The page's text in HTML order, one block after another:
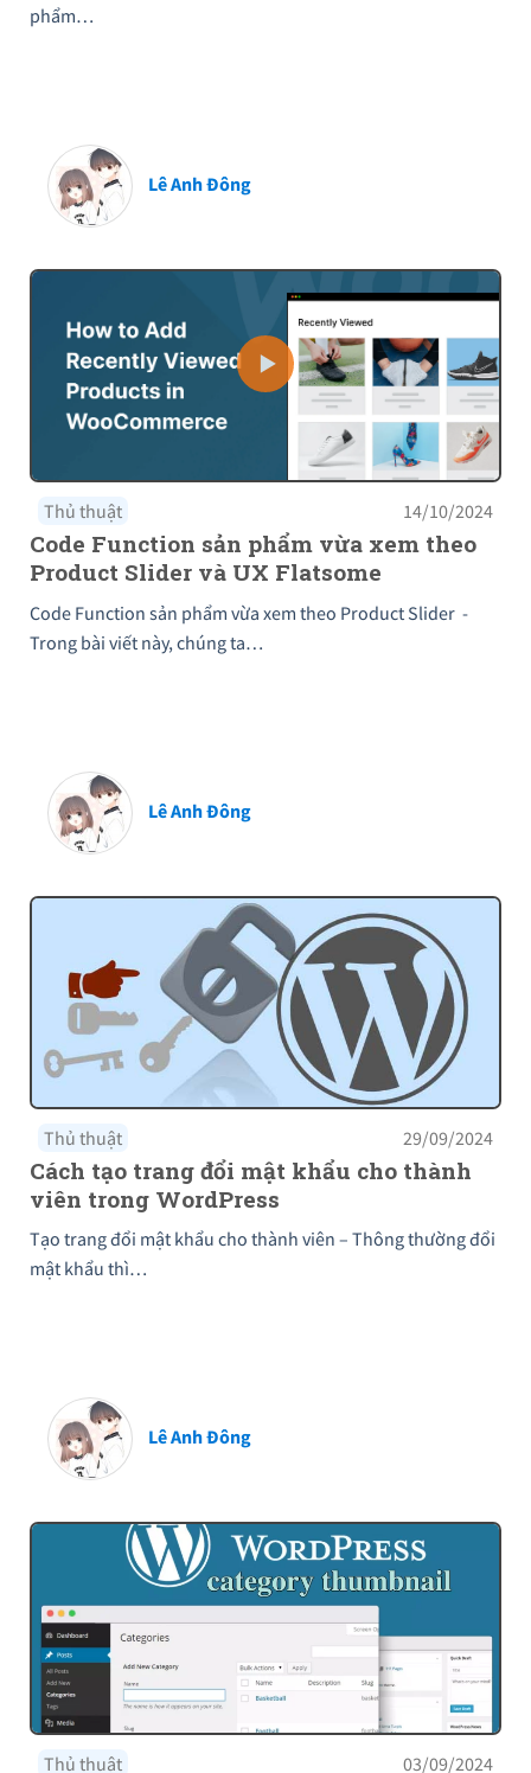
phẩm…
Lê Anh Đông
Thủ thuật 14/10/2024
Code Function sản phẩm vừa xem theo
Product Slider và UX Flatsome
Code Function sản phẩm vừa xem theo Product Slider -
Trong bài viết này, chúng ta…
Lê Anh Đông
Thủ thuật 29/09/2024
Cách tạo trang đổi mật khẩu cho thành
viên trong WordPress
Tạo trang đổi mật khẩu cho thành viên – Thông thường đổi
mật khẩu thì…
Lê Anh Đông
Thủ thuật 03/09/2024